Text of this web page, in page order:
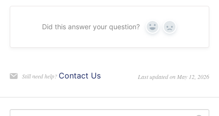
Did this answer your question? Yes No
Still need help? Contact Us Last updated on May 12, 2026